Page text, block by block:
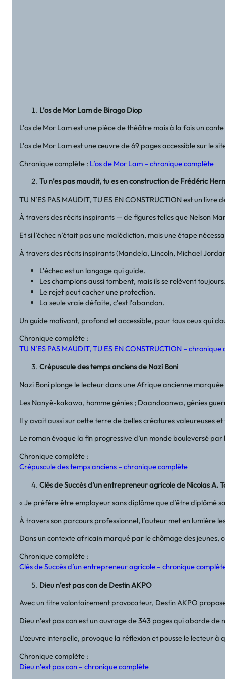
L’os de Mor Lam de Birago Diop
L’os de Mor Lam est une pièce de théâtre mais à la fois un
L’os de Mor Lam est une œuvre de 69 pages accessible sur le
Chronique complète : L’os de Mor Lam – chronique complète
Tu n’es pas maudit, tu es en construction de Frédéric
TU N’ES PAS MAUDIT, TU ES EN CONSTRUCTION est un
À travers des récits inspirants — de figures telles que Nelson
Et si l’échec n’était pas une malédiction, mais une étape
À travers des récits inspirants (Mandela, Lincoln, Michael
L’échec est un langage qui guide.
Les champions aussi tombent, mais ils se relèvent
Le rejet peut cacher une protection.
La seule vraie défaite, c’est l’abandon.
Un guide motivant, profond et accessible, pour tous ceux qui
Chronique complète :
TU N’ES PAS MAUDIT, TU ES EN CONSTRUCTION –
Crépuscule des temps anciens de Nazi Boni
Nazi Boni plonge le lecteur dans une Afrique ancienne
Les Nanyê-kakawa, homme génies ; Daandoanwa, génies
Il y avait aussi sur cette terre de belles créatures valeureuses
Le roman évoque la fin progressive d’un monde bouleversé
Chronique complète :
Crépuscule des temps anciens – chronique complète
Clés de Succès d’un entrepreneur agricole de Nicolas A.
« Je préfère être employeur sans diplôme que d’être diplômé
À travers son parcours professionnel, l’auteur met en lumière
Dans un contexte africain marqué par le chômage des
Chronique complète :
Clés de Succès d’un entrepreneur agricole – chronique
Dieu n’est pas con de Destin AKPO
Avec un titre volontairement provocateur, Destin AKPO
Dieu n’est pas con est un ouvrage de 343 pages qui aborde
L’œuvre interpelle, provoque la réflexion et pousse le lecteur
Chronique complète :
Dieu n’est pas con – chronique complète